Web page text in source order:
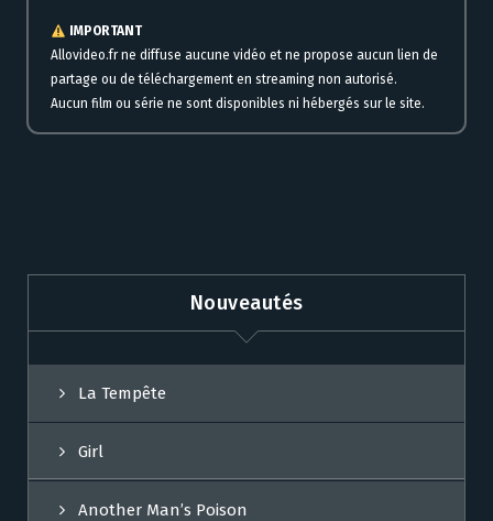
IMPORTANT
Allovideo.fr ne diffuse aucune vidéo et ne propose aucun lien de
partage ou de téléchargement en streaming non autorisé.
Aucun film ou série ne sont disponibles ni hébergés sur le site.
Nouveautés
La Tempête
Girl
Another Man’s Poison